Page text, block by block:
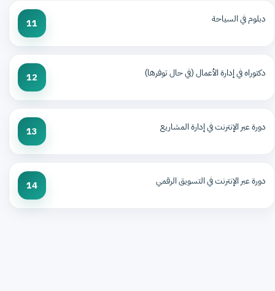
دبلوم في السياحة 11
دكتوراه في إدارة الأعمال (في حال توفرها) 12
دورة عبر الإنترنت في إدارة المشاريع 13
دورة عبر الإنترنت في التسويق الرقمي 14